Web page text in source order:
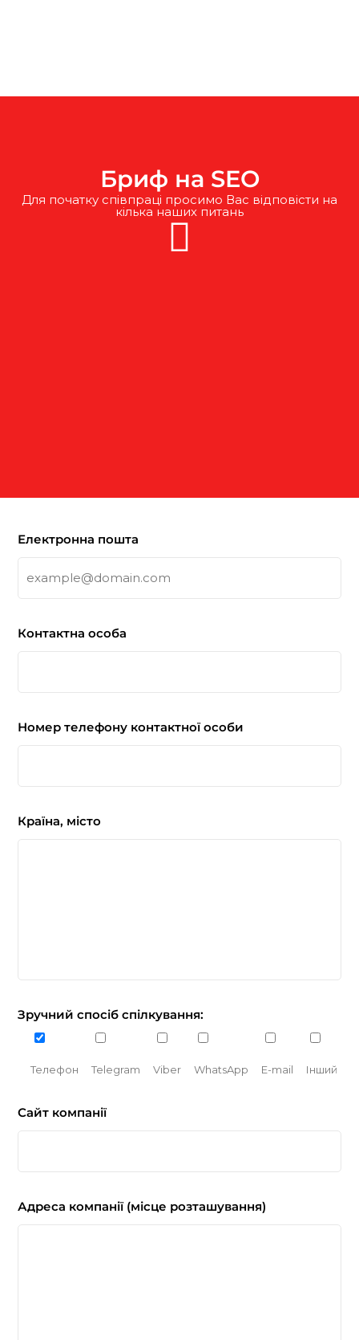
Бриф на SEO
Для початку співпраці просимо Вас відповісти на
кілька наших питань
Електронна пошта
Контактна особа
Номер телефону контактної особи
Країна, місто
Зручний спосіб спілкування:
Телефон Telegram Viber WhatsApp E-mail Інший
Сайт компанії
Адреса компанії (місце розташування)